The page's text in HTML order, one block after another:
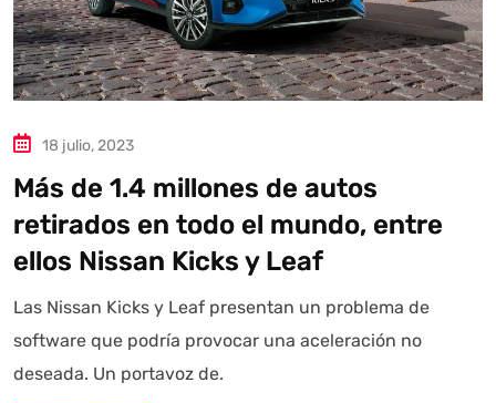
18 julio, 2023
Más de 1.4 millones de autos
retirados en todo el mundo, entre
ellos Nissan Kicks y Leaf
Las Nissan Kicks y Leaf presentan un problema de
software que podría provocar una aceleración no
deseada. Un portavoz de.